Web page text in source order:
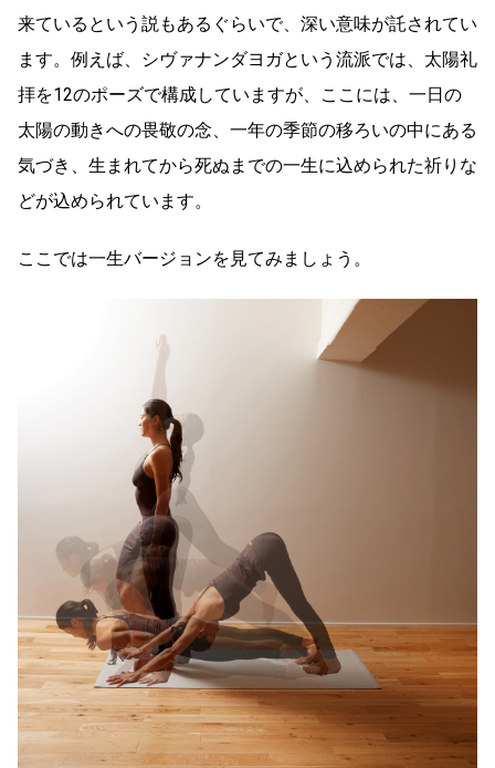
来ているという説もあるぐらいで、深い意味が託されてい
ます。例えば、シヴァナンダヨガという流派では、太陽礼
拝を12のポーズで構成していますが、ここには、一日の
太陽の動きへの畏敬の念、一年の季節の移ろいの中にある
気づき、生まれてから死ぬまでの一生に込められた祈りな
どが込められています。
ここでは一生バージョンを見てみましょう。